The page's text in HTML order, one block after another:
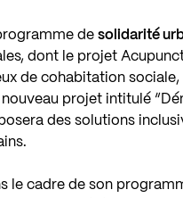
desolidarité
dont le projet
de cohabitation
projet intitulé
des solutions
le cadre de son